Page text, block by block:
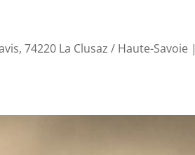
74220 La Clusaz / Haute-Savoie |